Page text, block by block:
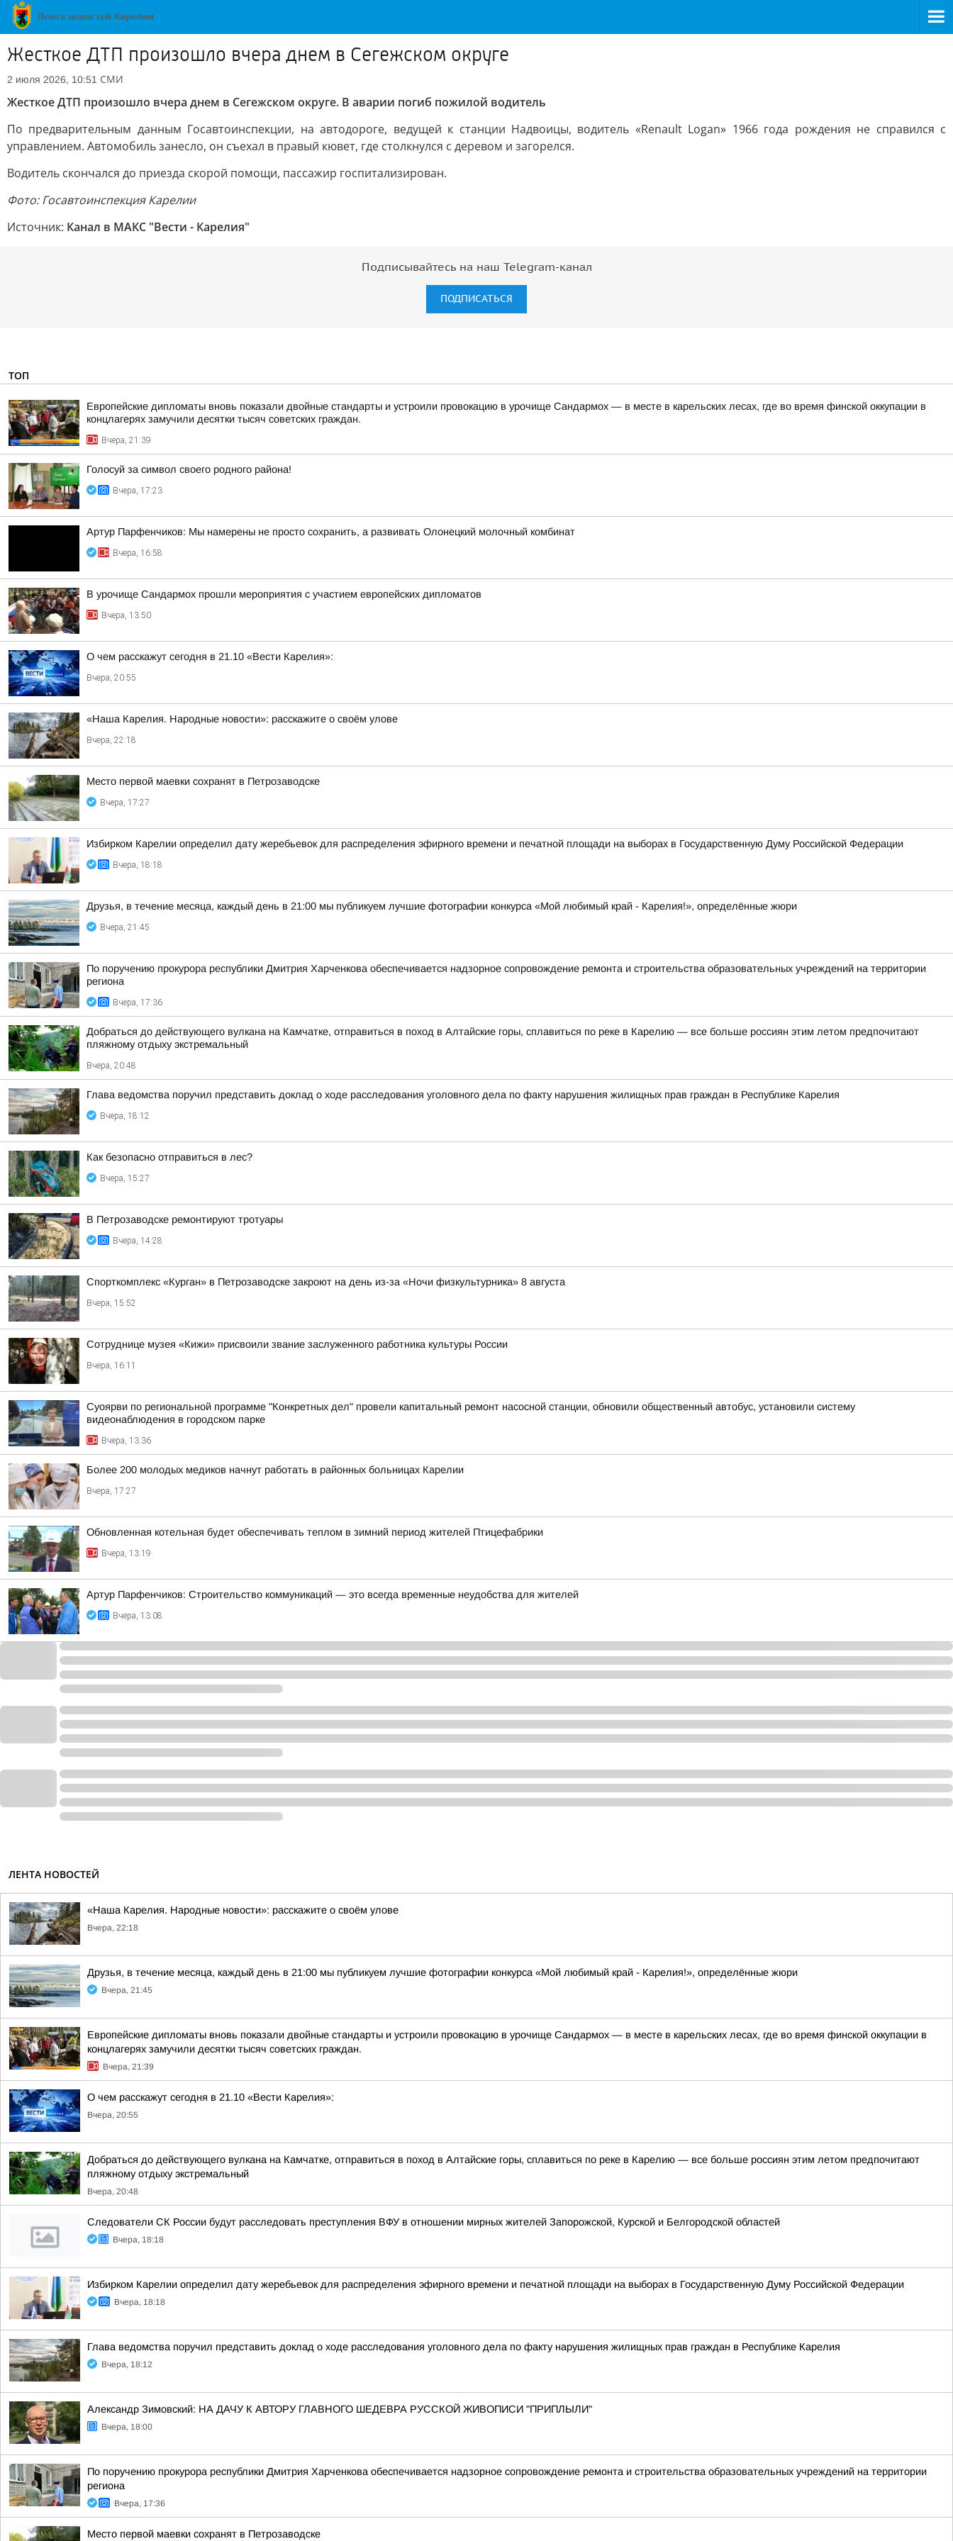
Жесткое ДТП произошло вчера днем в Сегежском округе
2 июля 2026, 10:51 СМИ
Жесткое ДТП произошло вчера днем в Сегежском округе. В аварии погиб пожилой водитель
По предварительным данным Госавтоинспекции, на автодороге, ведущей к станции Надвоицы, водитель «Renault Logan» 1966 года рождения не справился с
управлением. Автомобиль занесло, он съехал в правый кювет, где столкнулся с деревом и загорелся.
Водитель скончался до приезда скорой помощи, пассажир госпитализирован.
Фото: Госавтоинспекция Карелии
Источник: Канал в МАКС "Вести - Карелия"
Подписывайтесь на наш Telegram-канал
ПОДПИСАТЬСЯ
ТОП
Европейские дипломаты вновь показали двойные стандарты и устроили провокацию в урочище Сандармох — в месте в карельских лесах, где во время финской оккупации в
концлагерях замучили десятки тысяч советских граждан.
Вчера, 21:39
Голосуй за символ своего родного района!
Вчера, 17:23
Артур Парфенчиков: Мы намерены не просто сохранить, а развивать Олонецкий молочный комбинат
Вчера, 16:58
В урочище Сандармох прошли мероприятия с участием европейских дипломатов
Вчера, 13:50
О чем расскажут сегодня в 21.10 «Вести Карелия»:
Вчера, 20:55
«Наша Карелия. Народные новости»: расскажите о своём улове
Вчера, 22:18
Место первой маевки сохранят в Петрозаводске
Вчера, 17:27
Избирком Карелии определил дату жеребьевок для распределения эфирного времени и печатной площади на выборах в Государственную Думу Российской Федерации
Вчера, 18:18
Друзья, в течение месяца, каждый день в 21:00 мы публикуем лучшие фотографии конкурса «Мой любимый край - Карелия!», определённые жюри
Вчера, 21:45
По поручению прокурора республики Дмитрия Харченкова обеспечивается надзорное сопровождение ремонта и строительства образовательных учреждений на территории
региона
Вчера, 17:36
Добраться до действующего вулкана на Камчатке, отправиться в поход в Алтайские горы, сплавиться по реке в Карелию — все больше россиян этим летом предпочитают
пляжному отдыху экстремальный
Вчера, 20:48
Глава ведомства поручил представить доклад о ходе расследования уголовного дела по факту нарушения жилищных прав граждан в Республике Карелия
Вчера, 18:12
Как безопасно отправиться в лес?
Вчера, 15:27
В Петрозаводске ремонтируют тротуары
Вчера, 14:28
Спорткомплекс «Курган» в Петрозаводске закроют на день из-за «Ночи физкультурника» 8 августа
Вчера, 15:52
Сотруднице музея «Кижи» присвоили звание заслуженного работника культуры России
Вчера, 16:11
Суоярви по региональной программе "Конкретных дел" провели капитальный ремонт насосной станции, обновили общественный автобус, установили систему
видеонаблюдения в городском парке
Вчера, 13:36
Более 200 молодых медиков начнут работать в районных больницах Карелии
Вчера, 17:27
Обновленная котельная будет обеспечивать теплом в зимний период жителей Птицефабрики
Вчера, 13:19
Артур Парфенчиков: Строительство коммуникаций — это всегда временные неудобства для жителей
Вчера, 13:08
ЛЕНТА НОВОСТЕЙ
«Наша Карелия. Народные новости»: расскажите о своём улове
Вчера, 22:18
Друзья, в течение месяца, каждый день в 21:00 мы публикуем лучшие фотографии конкурса «Мой любимый край - Карелия!», определённые жюри
Вчера, 21:45
Европейские дипломаты вновь показали двойные стандарты и устроили провокацию в урочище Сандармох — в месте в карельских лесах, где во время финской оккупации в
концлагерях замучили десятки тысяч советских граждан.
Вчера, 21:39
О чем расскажут сегодня в 21.10 «Вести Карелия»:
Вчера, 20:55
Добраться до действующего вулкана на Камчатке, отправиться в поход в Алтайские горы, сплавиться по реке в Карелию — все больше россиян этим летом предпочитают
пляжному отдыху экстремальный
Вчера, 20:48
Следователи СК России будут расследовать преступления ВФУ в отношении мирных жителей Запорожской, Курской и Белгородской областей
Вчера, 18:18
Избирком Карелии определил дату жеребьевок для распределения эфирного времени и печатной площади на выборах в Государственную Думу Российской Федерации
Вчера, 18:18
Глава ведомства поручил представить доклад о ходе расследования уголовного дела по факту нарушения жилищных прав граждан в Республике Карелия
Вчера, 18:12
Александр Зимовский: НА ДАЧУ К АВТОРУ ГЛАВНОГО ШЕДЕВРА РУССКОЙ ЖИВОПИСИ "ПРИПЛЫЛИ"
Вчера, 18:00
По поручению прокурора республики Дмитрия Харченкова обеспечивается надзорное сопровождение ремонта и строительства образовательных учреждений на территории
региона
Вчера, 17:36
Место первой маевки сохранят в Петрозаводске